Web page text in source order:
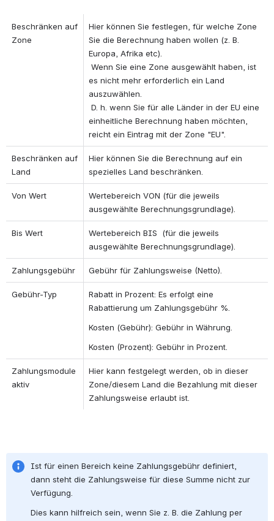
Beschränken auf
Zone
Hier können Sie festlegen, für welche Zone
Sie die Berechnung haben wollen (z. B.
Europa, Afrika etc).
es nicht mehr erforderlich ein Land
auszuwählen.
einheitliche Berechnung haben möchten,
reicht ein Eintrag mit der Zone "EU".
Beschränken auf
Land
Hier können Sie die Berechnung auf ein
spezielles Land beschränken.
Von Wert
Wertebereich VON (für die jeweils
ausgewählte Berechnungsgrundlage).
Bis Wert
Wertebereich BIS  (für die jeweils
ausgewählte Berechnungsgrundlage).
Zahlungsgebühr Gebühr für Zahlungsweise (Netto).
Gebühr-Typ
Rabatt in Prozent: Es erfolgt eine
Rabattierung um Zahlungsgebühr %.
Kosten (Gebühr): Gebühr in Währung.
Kosten (Prozent): Gebühr in Prozent.
Zahlungsmodule
aktiv
Hier kann festgelegt werden, ob in dieser
Zone/diesem Land die Bezahlung mit dieser
Zahlungsweise erlaubt ist.
Ist für einen Bereich keine Zahlungsgebühr definiert,
dann steht die Zahlungsweise für diese Summe nicht zur
Verfügung.
Dies kann hilfreich sein, wenn Sie z. B. die Zahlung per